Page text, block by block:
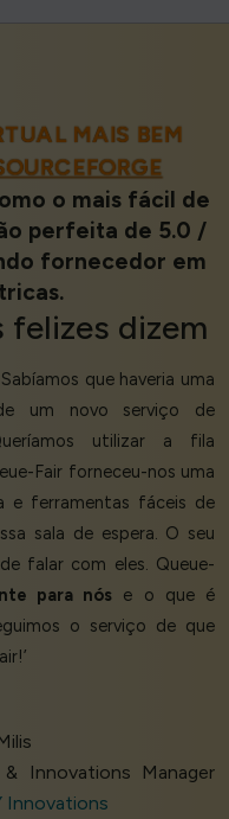
MAIS BEM
o mais fácil de
perfeita de 5.0 /
fornecedor em
felizes dizem
que haveria uma
um novo serviço de
utilizar a fila
Fair forneceu-nos uma
e ferramentas fáceis de
sala de espera. O seu
falar com eles. Queue-
para nós e o que é
o serviço de que
Innovations Manager
Innovations